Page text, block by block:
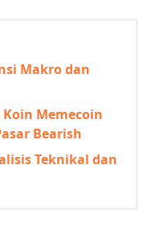
Makro dan
Memecoin
Bearish
Teknikal dan